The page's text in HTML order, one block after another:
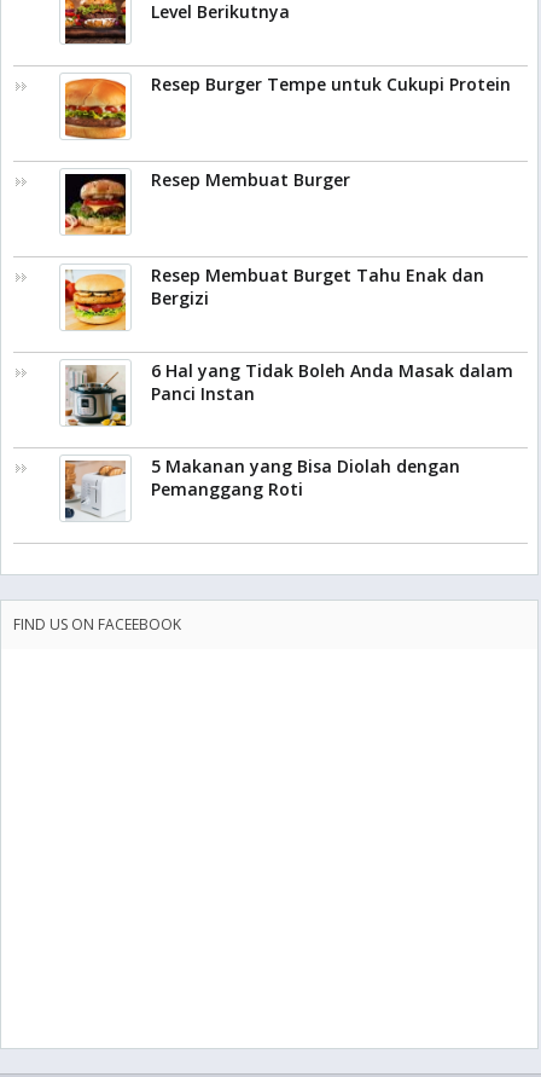
Level Berikutnya
Resep Burger Tempe untuk Cukupi Protein
Resep Membuat Burger
Resep Membuat Burget Tahu Enak dan
Bergizi
6 Hal yang Tidak Boleh Anda Masak dalam
Panci Instan
5 Makanan yang Bisa Diolah dengan
Pemanggang Roti
FIND US ON FACEEBOOK